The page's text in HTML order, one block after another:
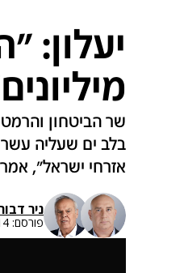
יעלון:
שר הביטחון
בלב ים שעליה
אזרחי ישראל",
ניר
פורסם: